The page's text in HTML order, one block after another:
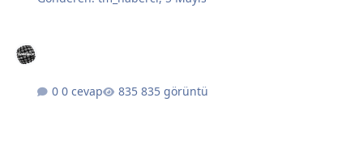
0 cevap 835 görüntü